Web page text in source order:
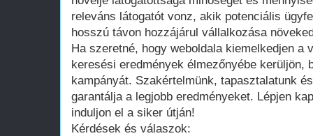
releváns látogatót vonz, akik potenciális
hosszú távon hozzájárul vállalkozása
Ha szeretné, hogy weboldala kiemelkedjen a
keresési eredmények élmezőnyébe kerüljön,
kampányát. Szakértelmünk, tapasztalatunk
garantálja a legjobb eredményeket. Lépjen
induljon el a siker útján!
Kérdések és válaszok: